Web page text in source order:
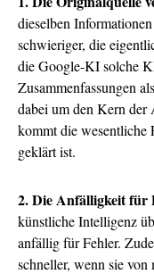
dieselben
schwieriger, die
die Google-KI solche
Zusammenfassungen
dabei um den Kern
kommt die wesentliche
geklärt ist.
2. Die Anfälligkeit für
künstliche Intelligenz
anfällig für Fehler.
schneller, wenn sie von